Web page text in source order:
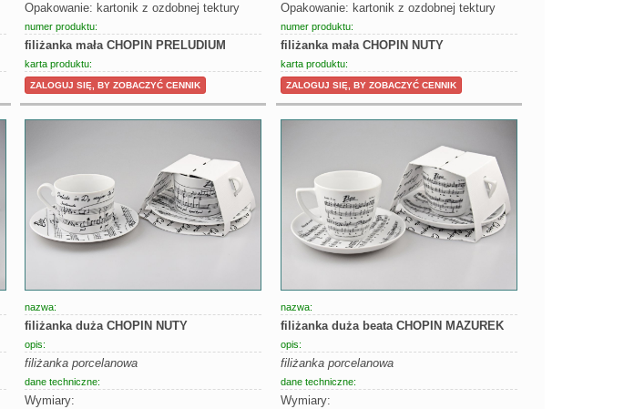
Opakowanie: kartonik z ozdobnej tektury
numer produktu:
filiżanka mała CHOPIN PRELUDIUM
karta produktu:
ZALOGUJ SIĘ, BY ZOBACZYĆ CENNIK
Opakowanie: kartonik z ozdobnej tektury
numer produktu:
filiżanka mała CHOPIN NUTY
karta produktu:
ZALOGUJ SIĘ, BY ZOBACZYĆ CENNIK
nazwa:
filiżanka duża CHOPIN NUTY
opis:
filiżanka porcelanowa
dane techniczne:
Wymiary:
nazwa:
filiżanka duża beata CHOPIN MAZUREK
opis:
filiżanka porcelanowa
dane techniczne:
Wymiary: